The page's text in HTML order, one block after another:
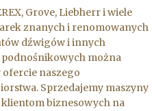
Grove, Liebherr i wiele
znanych i renomowanych
dźwigów i innych
można
ofercie naszego
Sprzedajemy maszyny
biznesowych na